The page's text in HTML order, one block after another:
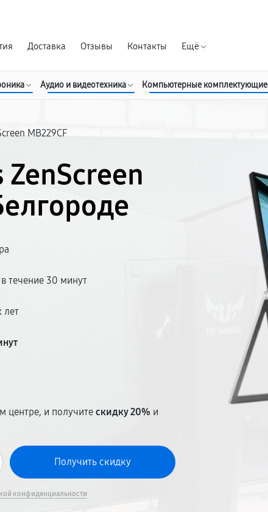
Доставка Отзывы Контакты Ещё
Аудио и видеотехника Компьютерные комплектующие
MB229CF
в течение 30 минут
лет
центре, и получитескидку 20% и
конфиденциальности